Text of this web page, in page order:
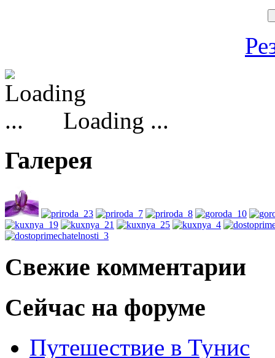
Loading ...
Галерея
Свежие комментарии
Сейчас на форуме
Путешествие в Тунис